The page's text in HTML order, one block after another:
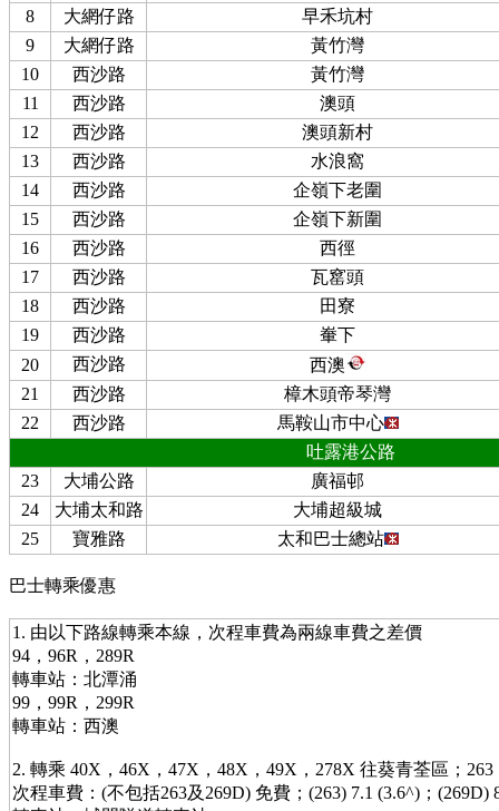
8
大網仔路
早禾坑村
9
大網仔路
黃竹灣
10
西沙路
黃竹灣
11
西沙路
澳頭
12
西沙路
澳頭新村
13
西沙路
水浪窩
14
西沙路
企嶺下老圍
15
西沙路
企嶺下新圍
16
西沙路
西徑
17
西沙路
瓦窰頭
18
西沙路
田寮
19
西沙路
輋下
20
西沙路
西澳
21
西沙路
樟木頭帝琴灣
22
西沙路
馬鞍山市中心
吐露港公路
23
大埔公路
廣福邨
24
大埔太和路
大埔超級城
25
寶雅路 太和巴士總站
巴士轉乘優惠
1. 由以下路線轉乘本線，次程車費為兩線車費之差價
94，96R，289R
轉車站：北潭涌
99，99R，299R
轉車站：西澳
2. 轉乘 40X，46X，47X，48X，49X，278X 往葵青荃區；
次程車費：(不包括263及269D) 免費；(263) 7.1 (3.6^)；(269D)